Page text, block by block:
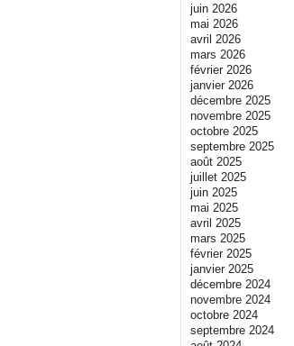
juin 2026
mai 2026
avril 2026
mars 2026
février 2026
janvier 2026
décembre 2025
novembre 2025
octobre 2025
septembre 2025
août 2025
juillet 2025
juin 2025
mai 2025
avril 2025
mars 2025
février 2025
janvier 2025
décembre 2024
novembre 2024
octobre 2024
septembre 2024